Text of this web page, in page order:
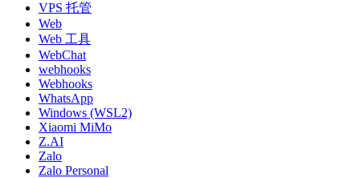
VPS 托管
Web
Web 工具
WebChat
webhooks
Webhooks
WhatsApp
Windows (WSL2)
Xiaomi MiMo
Z.AI
Zalo
Zalo Personal